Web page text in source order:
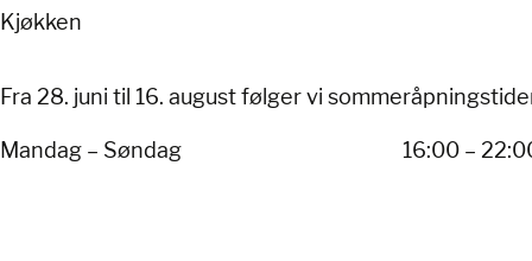
Kjøkken
Fra 28. juni til 16. august følger vi
Mandag – Søndag 16:00 –